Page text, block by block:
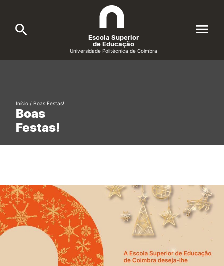
Cursos
Candidatos
Investigação e Projetos
Alunos
Knowledge Factory
Escola Superior
de Educação
Universidade Politécnica de Coimbra
Formative Offer
Boas
Festas!
Início / Boas Festas!